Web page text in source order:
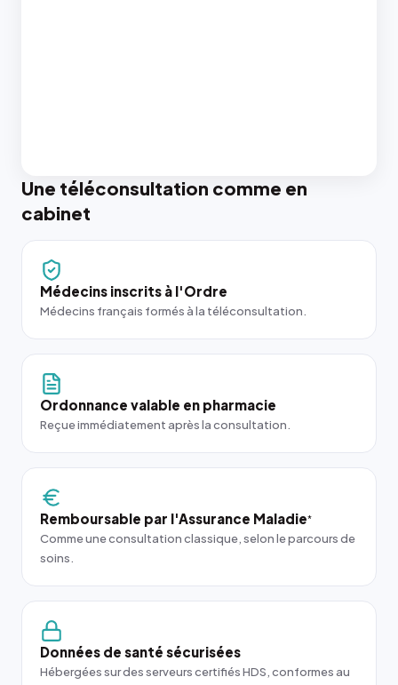
Une téléconsultation comme en
cabinet
Médecins inscrits à l'Ordre
Médecins français formés à la téléconsultation.
Ordonnance valable en pharmacie
Reçue immédiatement après la consultation.
Remboursable par l'Assurance Maladie*
Comme une consultation classique, selon le parcours de
soins.
Données de santé sécurisées
Hébergées sur des serveurs certifiés HDS, conformes au